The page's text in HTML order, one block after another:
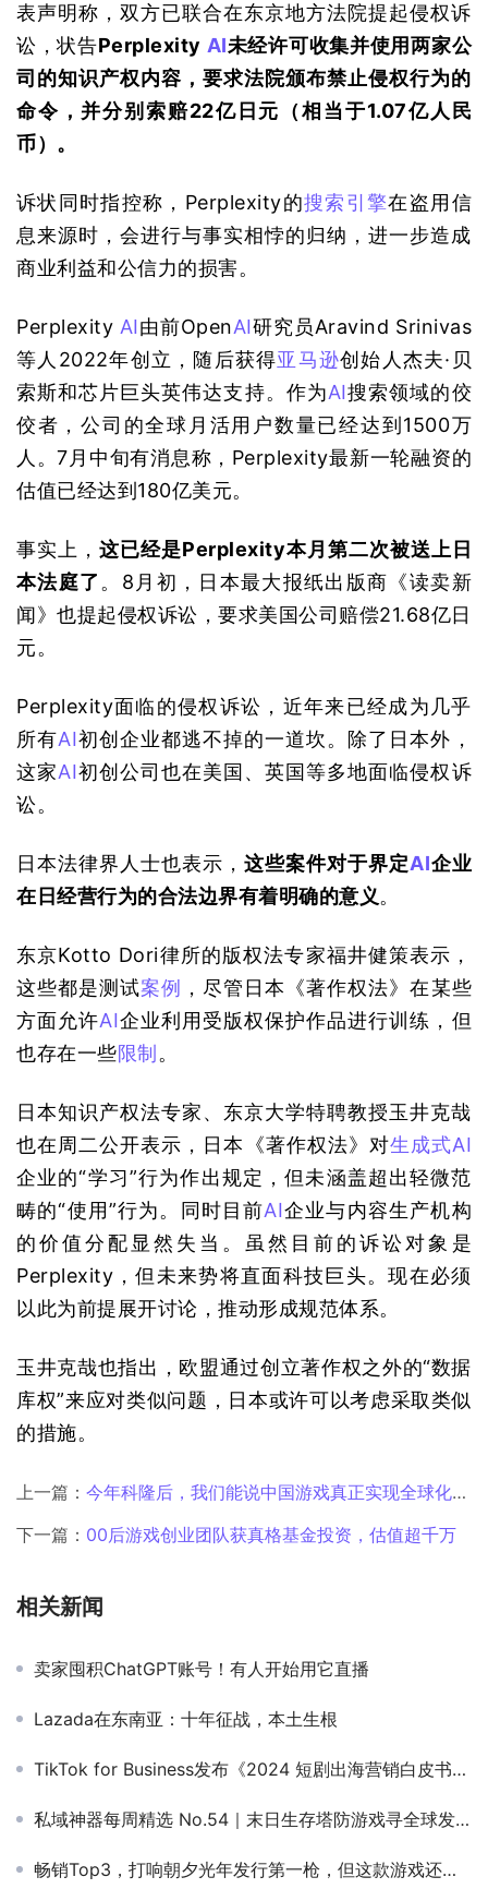
表声明称，双方已联合在东京地方法院提起侵权诉
讼，状告Perplexity AI未经许可收集并使用两家公
司的知识产权内容，要求法院颁布禁止侵权行为的
命令，并分别索赔22亿日元（相当于1.07亿人民
币）。
诉状同时指控称，Perplexity的搜索引擎在盗用信
息来源时，会进行与事实相悖的归纳，进一步造成
商业利益和公信力的损害。
Perplexity AI由前OpenAI研究员Aravind Srinivas
等人2022年创立，随后获得亚马逊创始人杰夫·贝
索斯和芯片巨头英伟达支持。作为AI搜索领域的佼
佼者，公司的全球月活用户数量已经达到1500万
人。7月中旬有消息称，Perplexity最新一轮融资的
估值已经达到180亿美元。
事实上， 这已经是Perplexity本月第二次被送上日
本法庭了。8月初，日本最大报纸出版商《读卖新
闻》也提起侵权诉讼，要求美国公司赔偿21.68亿日
元。
Perplexity面临的侵权诉讼，近年来已经成为几乎
所有AI初创企业都逃不掉的一道坎。除了日本外，
这家AI初创公司也在美国、英国等多地面临侵权诉
讼。
日本法律界人士也表示， 这些案件对于界定AI企业
在日经营行为的合法边界有着明确的意义。
东京Kotto Dori律所的版权法专家福井健策表示，
这些都是测试案例
，尽管日本《著作权法》在某些
方面允许AI企业利用受版权保护作品进行训练，但
也存在一些限制 。
日本知识产权法专家、东京大学特聘教授玉井克哉
也在周二公开表示，日本《著作权法》对生成式AI
企业的“学习”行为作出规定，但未涵盖超出轻微范
畴的“使用”行为。同时目前AI企业与内容生产机构
的价值分配显然失当。虽然目前的诉讼对象是
Perplexity，但未来势将直面科技巨头。现在必须
以此为前提展开讨论，推动形成规范体系。
玉井克哉也指出，欧盟通过创立著作权之外的“数据
库权”来应对类似问题，日本或许可以考虑采取类似
的措施。
上一篇： 今年科隆后，我们能说中国游戏真正实现全球化了吗？
下一篇： 00后游戏创业团队获真格基金投资，估值超千万
相关新闻
卖家囤积ChatGPT账号！有人开始用它直播
Lazada在东南亚：十年征战，本土生根
TikTok for Business发布《2024 短剧出海营销白皮书》 携手行业共赢新机
私域神器每周精选 No.54｜末日生存塔防游戏寻全球发行 多个精品项目寻合作、独代
畅销Top3，打响朝夕光年发行第一枪，但这款游戏还是被太多人低估了